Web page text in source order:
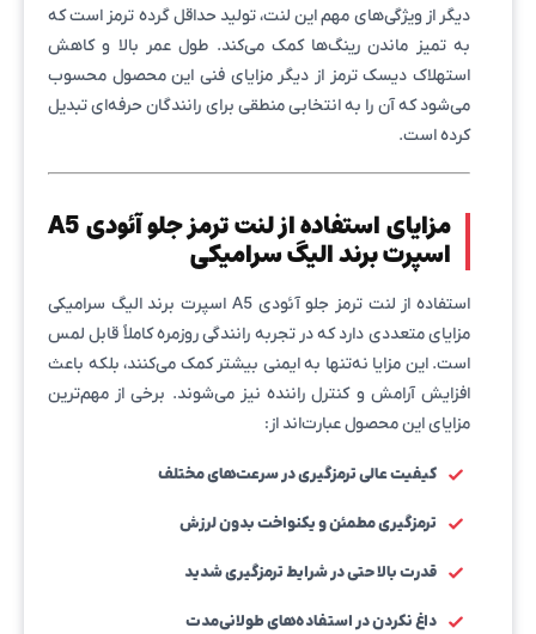
دیگر از ویژگی‌های مهم این لنت، تولید حداقل گرده ترمز است که
به تمیز ماندن رینگ‌ها کمک می‌کند. طول عمر بالا و کاهش
استهلاک دیسک ترمز از دیگر مزایای فنی این محصول محسوب
می‌شود که آن را به انتخابی منطقی برای رانندگان حرفه‌ای تبدیل
کرده است.
مزایای استفاده از لنت ترمز جلو آئودی A5
اسپرت برند الیگ سرامیکی
استفاده از لنت ترمز جلو آئودی A5 اسپرت برند الیگ سرامیکی
مزایای متعددی دارد که در تجربه رانندگی روزمره کاملاً قابل لمس
است. این مزایا نه‌تنها به ایمنی بیشتر کمک می‌کنند، بلکه باعث
افزایش آرامش و کنترل راننده نیز می‌شوند. برخی از مهم‌ترین
مزایای این محصول عبارت‌اند از:
کیفیت عالی ترمزگیری در سرعت‌های مختلف
ترمزگیری مطمئن و یکنواخت بدون لرزش
قدرت بالا حتی در شرایط ترمزگیری شدید
داغ نکردن در استفاده‌های طولانی‌مدت